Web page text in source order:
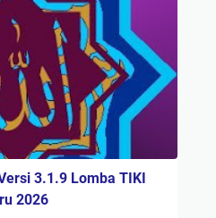
3.1.9 Lomba TIKI
2026